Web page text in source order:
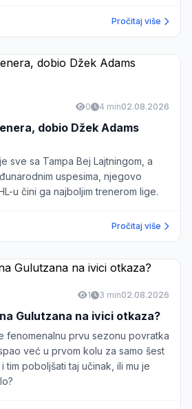
Pročitaj više
0 4 min02.08.2026
dobio Džek Adams
sve sa Tampa Bej Lajtningom, a
uspesima, njegovo
u čini ga najboljim trenerom lige.
Pročitaj više
1 3 min02.08.2026
Gulutzana na ivici otkaza?
fenomenalnu prvu sezonu povratka
već u prvom kolu za samo šest
tim poboljšati taj učinak, ili mu je